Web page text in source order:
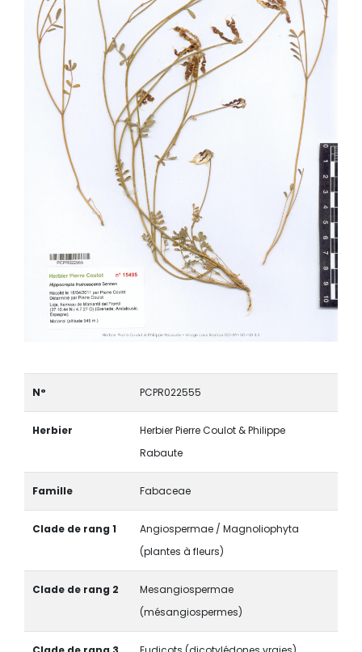
N° PCPR022555
Herbier
Herbier Pierre Coulot & Philippe
Rabaute
Famille Fabaceae
Clade de rang 1
Angiospermae / Magnoliophyta
(plantes à fleurs)
Clade de rang 2
Mesangiospermae
(mésangiospermes)